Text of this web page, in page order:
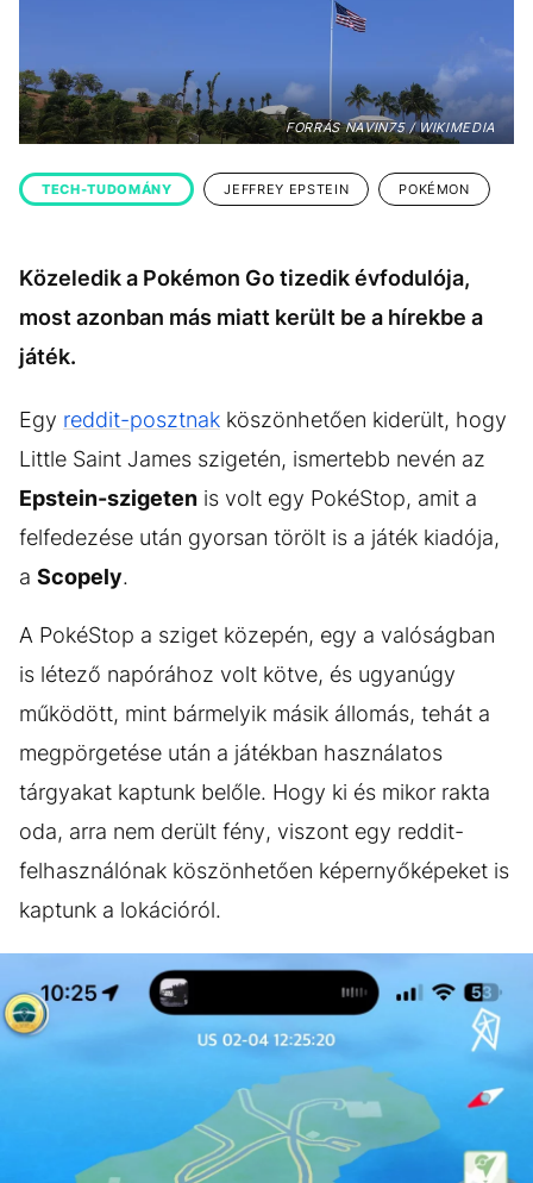
UTAZÁS
DESIGN
BESZÉLGETÉSEK ARCOK
GASZTRO
FORRÁS NAVIN75 / WIKIMEDIA
TECH-TUDOMÁNY JEFFREY EPSTEIN POKÉMON
Közeledik a Pokémon Go tizedik évfodulója,
most azonban más miatt került be a hírekbe a
játék.
Egy reddit-posztnak köszönhetően kiderült, hogy
Little Saint James szigetén, ismertebb nevén az
Epstein-szigeten is volt egy PokéStop, amit a
felfedezése után gyorsan törölt is a játék kiadója,
a Scopely.
A PokéStop a sziget közepén, egy a valóságban
is létező napórához volt kötve, és ugyanúgy
működött, mint bármelyik másik állomás, tehát a
megpörgetése után a játékban használatos
tárgyakat kaptunk belőle. Hogy ki és mikor rakta
oda, arra nem derült fény, viszont egy reddit-
felhasználónak köszönhetően képernyőképeket is
kaptunk a lokációról.